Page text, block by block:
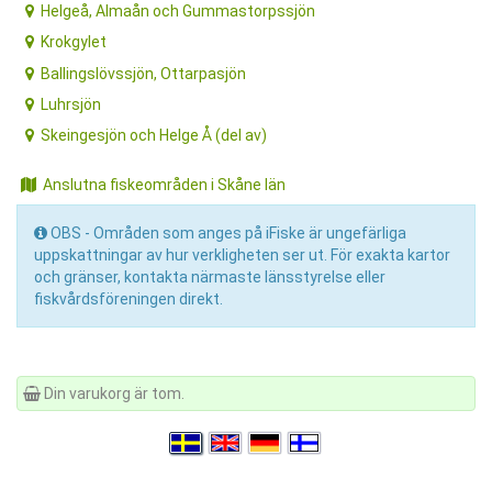
Helgeå, Almaån och Gummastorpssjön
Krokgylet
Ballingslövssjön, Ottarpasjön
Luhrsjön
Skeingesjön och Helge Å (del av)
Anslutna fiskeområden i Skåne län
OBS - Områden som anges på iFiske är ungefärliga
uppskattningar av hur verkligheten ser ut. För exakta kartor
och gränser, kontakta närmaste länsstyrelse eller
fiskvårdsföreningen direkt.
Din varukorg är tom.